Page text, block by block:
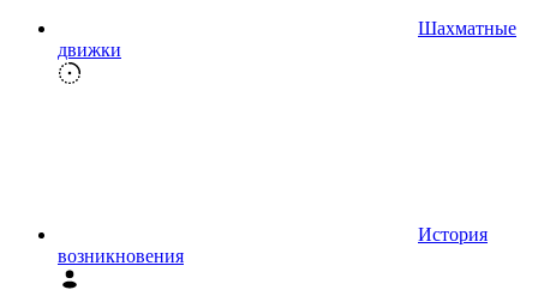
Шахматные
движки
История
возникновения